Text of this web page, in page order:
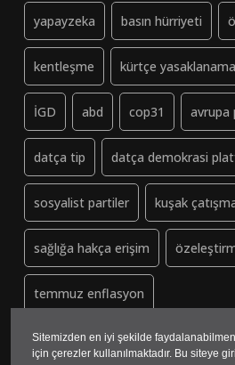
Sitemizden en iyi şekilde
için çerezler kullanılmaktadır. Bu siteye
yapayzeka basın hürriyeti
kentleşme kürtçe
İGD abd cop31 avrupa
datça tip datça demokrasi
sosyalist partiler kuşak
sağlığa hakça erişim
temmuz enflasyon